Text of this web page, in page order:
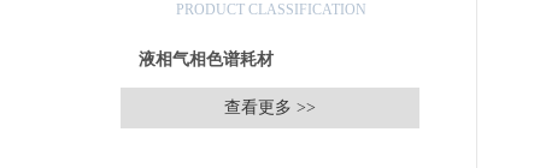
PRODUCT CLASSIFICATION
液相气相色谱耗材
查看更多 >>